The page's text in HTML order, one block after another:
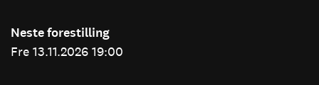
Neste forestilling
Fre 13.11.2026 19:00